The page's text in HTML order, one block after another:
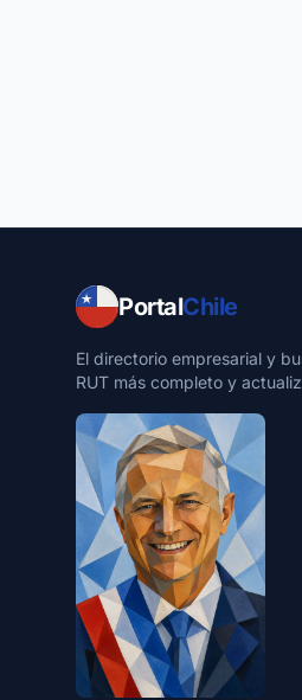
PortalChile
El directorio empresarial y
RUT más completo y